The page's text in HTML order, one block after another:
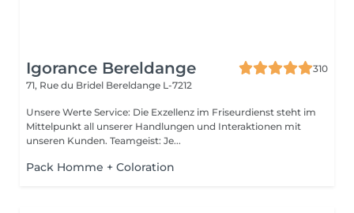
Igorance Bereldange
310
71, Rue du Bridel Bereldange L-7212
Unsere Werte Service: Die Exzellenz im Friseurdienst steht im
Mittelpunkt all unserer Handlungen und Interaktionen mit
unseren Kunden. Teamgeist: Je...
Pack Homme + Coloration